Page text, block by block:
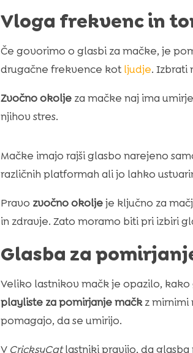
Vloga frekvenc in
Če govorimo o glasbi za mačke, je
drugačne frekvence kot ljudje. Izbrati
Zvočno okoljeza mačke naj ima
njihov stres.
Mačke imajo rajši glasbo narejeno
različnih platformah ali jo lahko
Pravo zvočno okoljeje ključno za
in zdravje. Zato moramo biti pri izbiri
Glasba za
Veliko lastnikov mačk je opazilo,
playliste za pomirjanje mačkz mirnimi
pomagajo, da se umirijo.
V CricksyCatlastniki pravijo, da glasba